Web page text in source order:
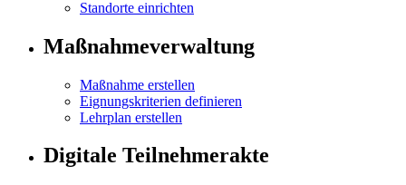
Standorte einrichten
Maßnahmeverwaltung
Maßnahme erstellen
Eignungskriterien definieren
Lehrplan erstellen
Digitale Teilnehmerakte